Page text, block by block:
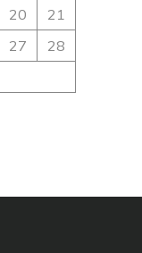
20
21
27
28